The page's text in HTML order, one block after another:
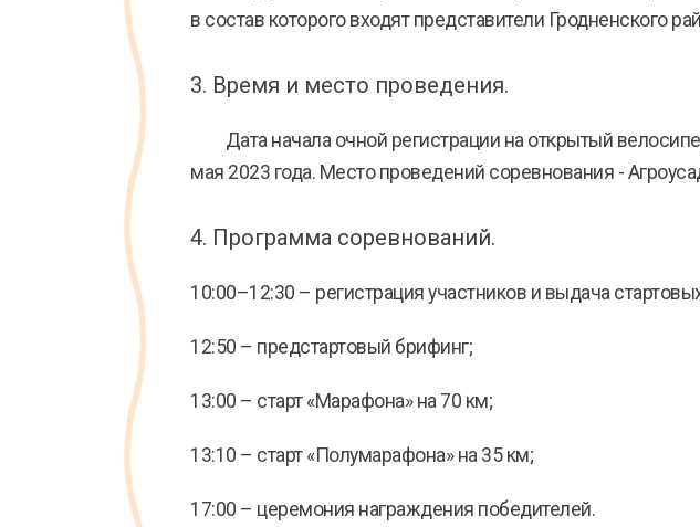
в состав которого входят представители Гродненского
3. Время и место проведения.
Дата начала очной регистрации на открытый
мая 2023 года. Место проведений соревнования -
4. Программа соревнований.
10:00–12:30 – регистрация участников и выдача
12:50 – предстартовый брифинг;
13:00 – старт «Марафона» на 70 км;
13:10 – старт «Полумарафона» на 35 км;
17:00 – церемония награждения победителей.